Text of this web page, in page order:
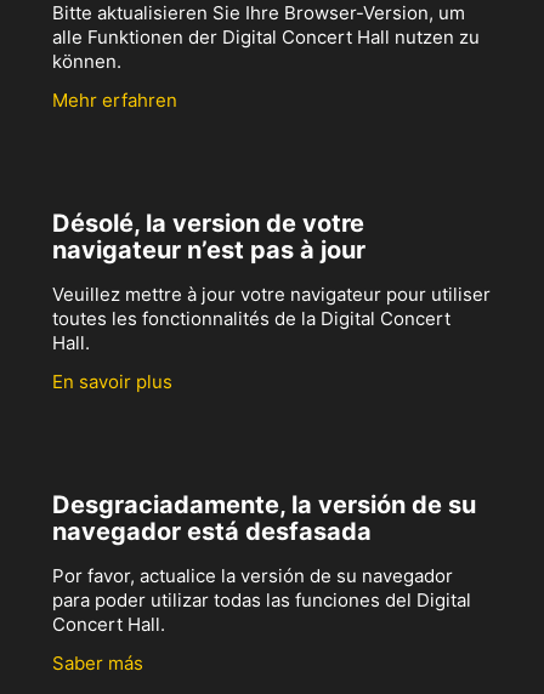
Bitte aktualisieren Sie Ihre Browser-Version, um
alle Funktionen der Digital Concert Hall nutzen zu
können.
Mehr erfahren
Désolé, la version de votre
navigateur n’est pas à jour
Veuillez mettre à jour votre navigateur pour utiliser
toutes les fonctionnalités de la Digital Concert
Hall.
En savoir plus
Desgraciadamente, la versión de su
navegador está desfasada
Por favor, actualice la versión de su navegador
para poder utilizar todas las funciones del Digital
Concert Hall.
Saber más